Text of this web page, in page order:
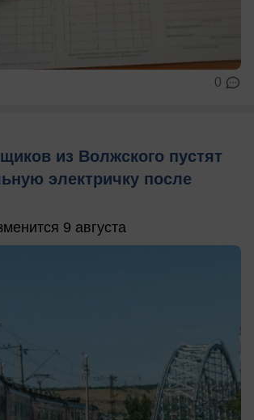
0
из Волжского пустят
электричку после
9 августа